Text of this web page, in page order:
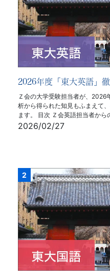
2026年度「東大英語」
Ｚ会の大学受験担当者が、2026
析から得られた知見もふまえて
ます。 目次 Ｚ会英語担当者か
2026/02/27